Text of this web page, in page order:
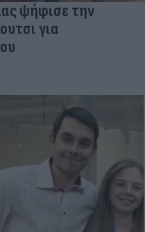
ψήφισε την
για